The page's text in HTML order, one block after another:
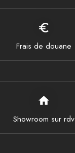
euro_symbol
Frais de douane
home
Showroom sur rdv